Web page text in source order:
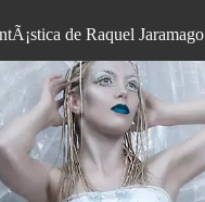
de Raquel Jaramago